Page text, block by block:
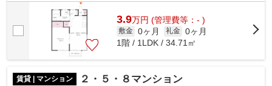
すか。周辺環境が整っていることの多い...
3.9万円 (管理費等：- )
敷金 0ヶ月 礼金 0ヶ月
1階 / 1LDK / 34.71㎡
賃貸 | マンション ２・５・８マンション